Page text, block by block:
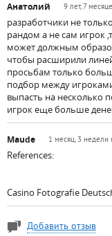
Анатолий 9 лет, 7
разработчики не
рандом а не сам игрок
может должным
чтобы расширили
просьбам только
подбор между
выпасть на несколько
игрок еще больше
Maude 1 месяц, 3 недели
References:
Casino Fotografie
Добавить отзыв